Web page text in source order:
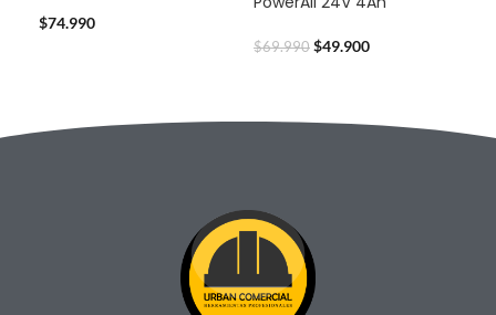
$74.990
$69.990 $49.900